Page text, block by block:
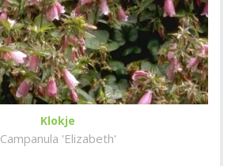
Klokje
Campanula 'Elizabeth'